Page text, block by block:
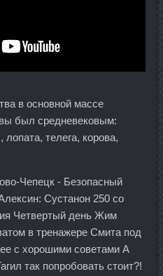
в основной массе
был средневековым:
телега, корова,
Чепецк - Безопасный
Сустанон 250 со
Четвертый день Жим
в тренажере Смита под
с хорошими советами А
так попробовать стоит?!